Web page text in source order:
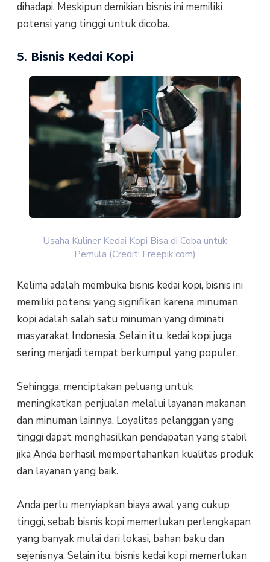
dihadapi. Meskipun demikian bisnis ini memiliki
potensi yang tinggi untuk dicoba.
5. Bisnis Kedai Kopi
Usaha Kuliner Kedai Kopi Bisa di Coba untuk
Pemula (Credit: Freepik.com)
Kelima adalah membuka bisnis kedai kopi, bisnis ini
memiliki potensi yang signifikan karena minuman
kopi adalah salah satu minuman yang diminati
masyarakat Indonesia. Selain itu, kedai kopi juga
sering menjadi tempat berkumpul yang populer.
Sehingga, menciptakan peluang untuk
meningkatkan penjualan melalui layanan makanan
dan minuman lainnya. Loyalitas pelanggan yang
tinggi dapat menghasilkan pendapatan yang stabil
jika Anda berhasil mempertahankan kualitas produk
dan layanan yang baik.
Anda perlu menyiapkan biaya awal yang cukup
tinggi, sebab bisnis kopi memerlukan perlengkapan
yang banyak mulai dari lokasi, bahan baku dan
sejenisnya. Selain itu, bisnis kedai kopi memerlukan